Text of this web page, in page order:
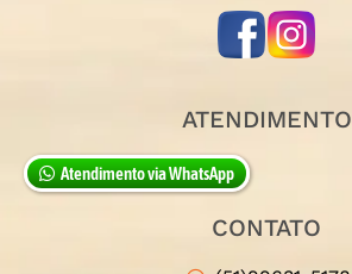
ATENDIMENTO
Atendimento via WhatsApp
CONTATO